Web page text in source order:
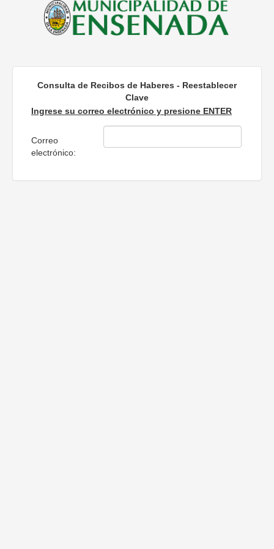
Consulta de Recibos de Haberes - Reestablecer
Clave
Ingrese su correo electrónico y presione ENTER
Correo
electrónico: